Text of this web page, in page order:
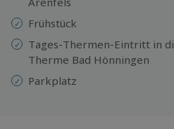
Frühstück
Tages-Thermen-Eintritt in
Therme Bad Hönningen
Parkplatz